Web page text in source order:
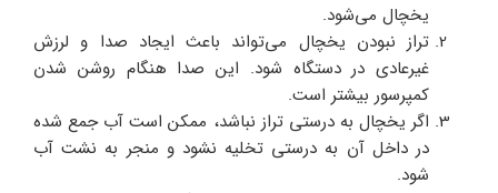
یخچال می‌شود.
تراز نبودن یخچال می‌تواند باعث ایجاد صدا و لرزش
غیرعادی در دستگاه شود. این صدا هنگام روشن شدن
کمپرسور بیشتر است.
اگر یخچال به درستی تراز نباشد، ممکن است آب جمع شده
در داخل آن به درستی تخلیه نشود و منجر به نشت آب
شود.